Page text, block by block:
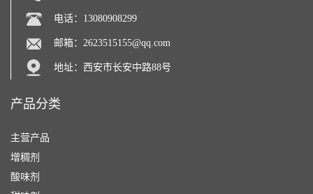
电话：13080908299
邮箱： 2623515155@qq.com
地址：西安市长安中路88号
产品分类
主营产品
增稠剂
酸味剂